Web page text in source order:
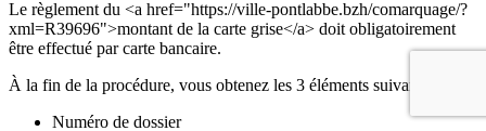
Le règlement du <a href="https://ville-pontlabbe.bzh/comarquage/?
xml=R39696">montant de la carte grise</a> doit obligatoirement
être effectué par carte bancaire.
À la fin de la procédure, vous obtenez les 3 éléments suivants :
Numéro de dossier